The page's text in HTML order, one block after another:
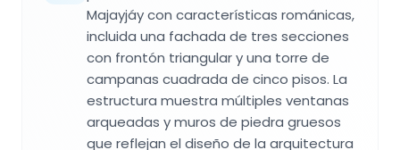
Majayjáy con características románicas,
incluida una fachada de tres secciones
con frontón triangular y una torre de
campanas cuadrada de cinco pisos. La
estructura muestra múltiples ventanas
arqueadas y muros de piedra gruesos
que reflejan el diseño de la arquitectura